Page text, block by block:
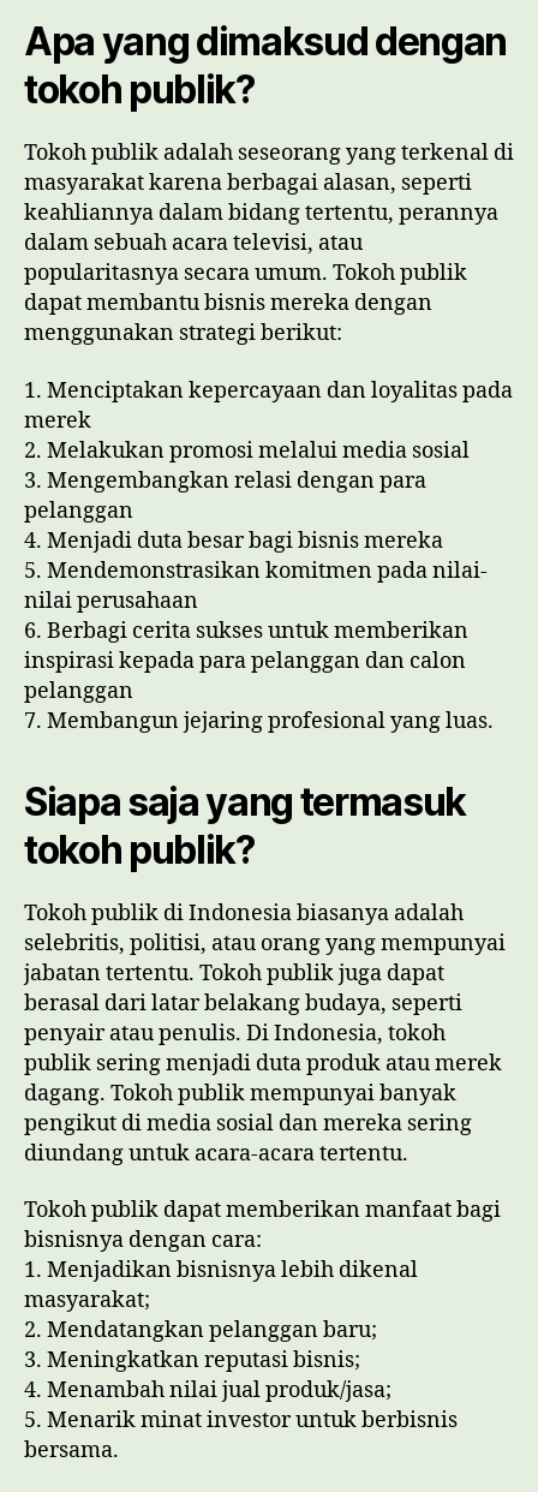
Apa yang dimaksud dengan
tokoh publik?
Tokoh publik adalah seseorang yang terkenal di
masyarakat karena berbagai alasan, seperti
keahliannya dalam bidang tertentu, perannya
dalam sebuah acara televisi, atau
popularitasnya secara umum. Tokoh publik
dapat membantu bisnis mereka dengan
menggunakan strategi berikut:
1. Menciptakan kepercayaan dan loyalitas pada
merek
2. Melakukan promosi melalui media sosial
3. Mengembangkan relasi dengan para
pelanggan
4. Menjadi duta besar bagi bisnis mereka
5. Mendemonstrasikan komitmen pada nilai-
nilai perusahaan
6. Berbagi cerita sukses untuk memberikan
inspirasi kepada para pelanggan dan calon
pelanggan
7. Membangun jejaring profesional yang luas.
Siapa saja yang termasuk
tokoh publik?
Tokoh publik di Indonesia biasanya adalah
selebritis, politisi, atau orang yang mempunyai
jabatan tertentu. Tokoh publik juga dapat
berasal dari latar belakang budaya, seperti
penyair atau penulis. Di Indonesia, tokoh
publik sering menjadi duta produk atau merek
dagang. Tokoh publik mempunyai banyak
pengikut di media sosial dan mereka sering
diundang untuk acara-acara tertentu.
Tokoh publik dapat memberikan manfaat bagi
bisnisnya dengan cara:
1. Menjadikan bisnisnya lebih dikenal
masyarakat;
2. Mendatangkan pelanggan baru;
3. Meningkatkan reputasi bisnis;
4. Menambah nilai jual produk/jasa;
5. Menarik minat investor untuk berbisnis
bersama.